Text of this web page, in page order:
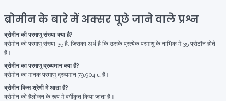
ब्रोमीन के बारे में अक्सर पूछे जाने वाले प्रश्न
ब्रोमीन की परमाणु संख्या क्या है?
ब्रोमीन की परमाणु संख्या 35 है, जिसका अर्थ है कि उसके प्रत्येक परमाणु के नाभिक में 35 प्रोटॉन होते
हैं।
ब्रोमीन का परमाणु द्रव्यमान क्या है?
ब्रोमीन का मानक परमाणु द्रव्यमान 79.904 u है।
ब्रोमीन किस श्रेणी में आता है?
ब्रोमीन को हैलोजन के रूप में वर्गीकृत किया जाता है।